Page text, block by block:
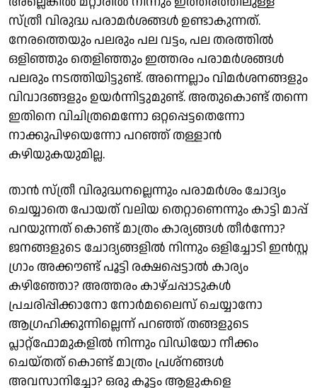
സ്ത്രീ വിരുദ്ധ പരാമർശങ്ങൾ ഉണ്ടാകുന്നത്.
നേരത്തെയും പലരും പല വട്ടം, പല തരത്തിൽ
ഒളിഞ്ഞും തെളിഞ്ഞും ഇത്തരം പരാമർശങ്ങൾ
പലരും നടത്തിയിട്ടുണ്ട്. അന്നെല്ലാം വിമർശനങ്ങളും
വിവാദങ്ങളും ഉയർന്നിട്ടുമുണ്ട്. അതുകൊണ്ട് തന്നെ
ഇതിനെ വിചിത്രമെന്നോ ഒറ്റപ്പെട്ടതെന്നോ
നാക്കുപിഴയെന്നോ പറഞ്ഞ് തള്ളാൻ
കഴിയുകയുമില്ല.
താൻ സ്ത്രീ വിരുദ്ധനല്ലെന്നും പരാമർശം ചോദ്യം
ചെയ്യാതെ പോയത് വലിയ തെറ്റാണെന്നും കാട്ടി മാപ്പ്
പറയുന്നത് കൊണ്ട് മാത്രം കാര്യങ്ങൾ തീർന്നോ?
ജനങ്ങളുടെ ചോദ്യങ്ങളിൽ നിന്നും ഒളിച്ചോടി ഇൻസ്റ്റ​
ഗ്രാം അക്കൗണ്ട് പൂട്ടി രക്ഷപ്പെട്ടാൽ കാര്യം
കഴിഞ്ഞോ? അത്തരം കാഴ്ചപ്പാടുകൾ
പ്രചരിപ്പിക്കാനോ നോർമലൈസ് ചെയ്യാനോ
ആഗ്രഹിക്കുന്നില്ലെന്ന് പറഞ്ഞ് തങ്ങളുടെ
പ്ലാറ്റ്‌ഫോമുകളിൽ നിന്നും വിഡിയോ നീക്കം
ചെയ്തത് കൊണ്ട് മാത്രം പ്രശ്നങ്ങൾ
അവസാനിച്ചോ? ഒരു കൂട്ടം ആളുകളെ